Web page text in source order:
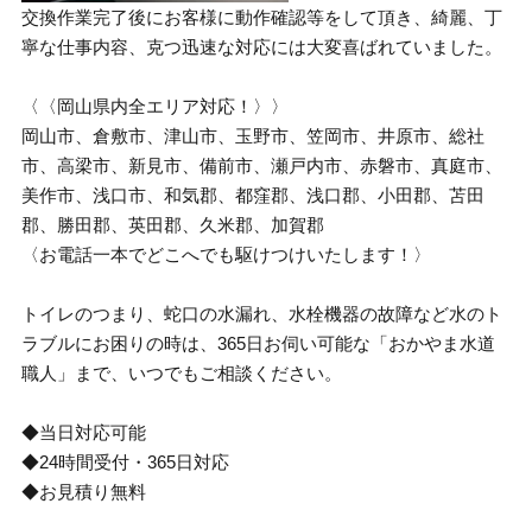
交換作業完了後にお客様に動作確認等をして頂き、綺麗、丁
寧な仕事内容、克つ迅速な対応には大変喜ばれていました。
〈〈岡山県内全エリア対応！〉〉
岡山市、倉敷市、津山市、玉野市、笠岡市、井原市、総社
市、高梁市、新見市、備前市、瀬戸内市、赤磐市、真庭市、
美作市、浅口市、和気郡、都窪郡、浅口郡、小田郡、苫田
郡、勝田郡、英田郡、久米郡、加賀郡
〈お電話一本でどこへでも駆けつけいたします！〉
トイレのつまり、蛇口の水漏れ、水栓機器の故障など水のト
ラブルにお困りの時は、365日お伺い可能な「おかやま水道
職人」まで、いつでもご相談ください。
◆当日対応可能
◆24時間受付・365日対応
◆お見積り無料